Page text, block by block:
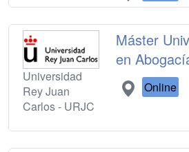
Universidad
Rey Juan
Carlos - URJC
Máster
en
Online